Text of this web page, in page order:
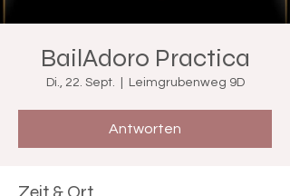
BailAdoro Practica
Di., 22. Sept. Leimgrubenweg 9D
Antworten